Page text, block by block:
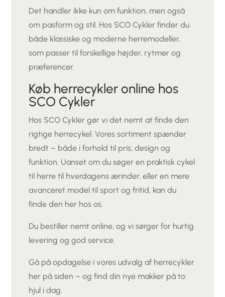
Det handler ikke kun om funktion, men også
om pasform og stil. Hos SCO Cykler finder du
både klassiske og moderne herremodeller,
som passer til forskellige højder, rytmer og
præferencer.
Køb herrecykler online hos
SCO Cykler
Hos SCO Cykler gør vi det nemt at finde den
rigtige herrecykel. Vores sortiment spænder
bredt – både i forhold til pris, design og
funktion. Uanset om du søger en praktisk cykel
til herre til hverdagens ærinder, eller en mere
avanceret model til sport og fritid, kan du
finde den her hos os.
Du bestiller nemt online, og vi sørger for hurtig
levering og god service.
Gå på opdagelse i vores udvalg af herrecykler
her på siden – og find din nye makker på to
hjul i dag.